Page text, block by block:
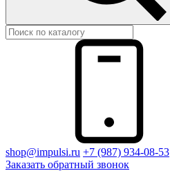
shop@impulsi.ru +7 (987) 934-08-53
Заказать обратный звонок